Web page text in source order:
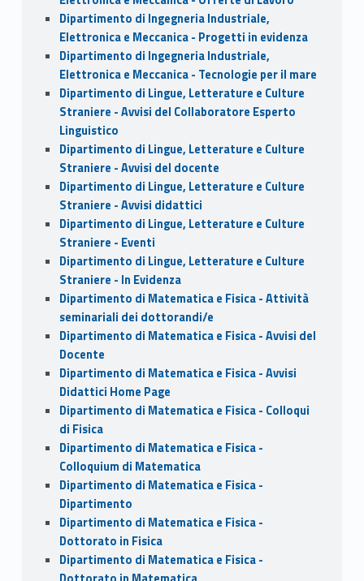
Dipartimento di Ingegneria Industriale,
Elettronica e Meccanica - Progetti in evidenza
Dipartimento di Ingegneria Industriale,
Elettronica e Meccanica - Tecnologie per il mare
Dipartimento di Lingue, Letterature e Culture
Straniere - Avvisi del Collaboratore Esperto
Linguistico
Dipartimento di Lingue, Letterature e Culture
Straniere - Avvisi del docente
Dipartimento di Lingue, Letterature e Culture
Straniere - Avvisi didattici
Dipartimento di Lingue, Letterature e Culture
Straniere - Eventi
Dipartimento di Lingue, Letterature e Culture
Straniere - In Evidenza
Dipartimento di Matematica e Fisica - Attività
seminariali dei dottorandi/e
Dipartimento di Matematica e Fisica - Avvisi del
Docente
Dipartimento di Matematica e Fisica - Avvisi
Didattici Home Page
Dipartimento di Matematica e Fisica - Colloqui
di Fisica
Dipartimento di Matematica e Fisica -
Colloquium di Matematica
Dipartimento di Matematica e Fisica -
Dipartimento
Dipartimento di Matematica e Fisica -
Dottorato in Fisica
Dipartimento di Matematica e Fisica -